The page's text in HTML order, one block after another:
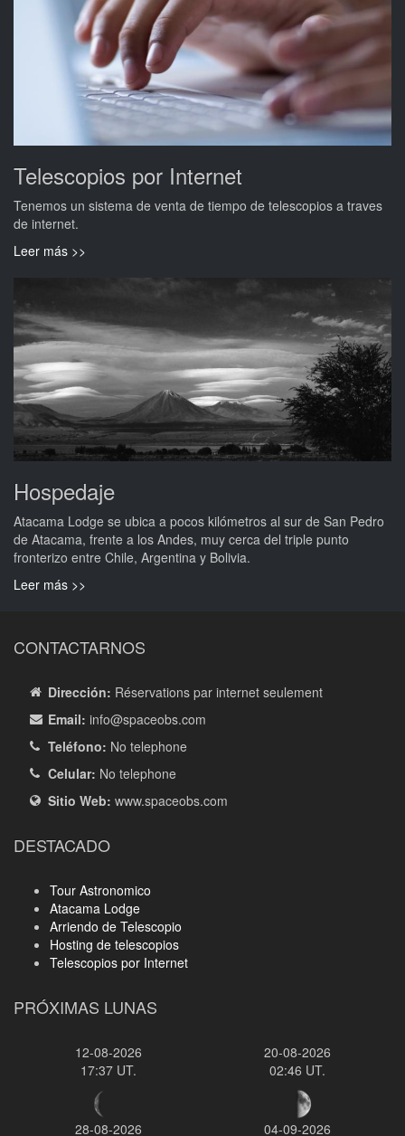
Telescopios por Internet
Tenemos un sistema de venta de tiempo de telescopios a traves
de internet.
Leer más >>
Hospedaje
Atacama Lodge se ubica a pocos kilómetros al sur de San Pedro
de Atacama, frente a los Andes, muy cerca del triple punto
fronterizo entre Chile, Argentina y Bolivia.
Leer más >>
CONTACTARNOS
Dirección: Réservations par internet seulement
Email: info@spaceobs.com
Teléfono: No telephone
Celular: No telephone
Sitio Web: www.spaceobs.com
DESTACADO
Tour Astronomico
Atacama Lodge
Arriendo de Telescopio
Hosting de telescopios
Telescopios por Internet
PRÓXIMAS LUNAS
12-08-2026
17:37 UT.
20-08-2026
02:46 UT.
28-08-2026 04-09-2026